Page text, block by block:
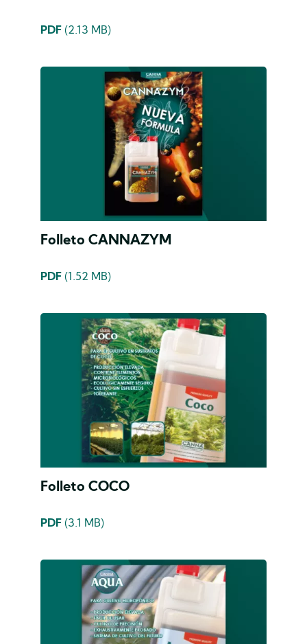
PDF (2.13 MB)
Folleto CANNAZYM
PDF (1.52 MB)
Folleto COCO
PDF (3.1 MB)